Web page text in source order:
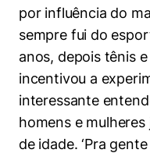
por influência do
sempre fui do
anos, depois tênis
incentivou a
interessante
homens e
de idade. ‘Pra